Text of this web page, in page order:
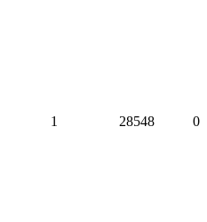
1 28548 0